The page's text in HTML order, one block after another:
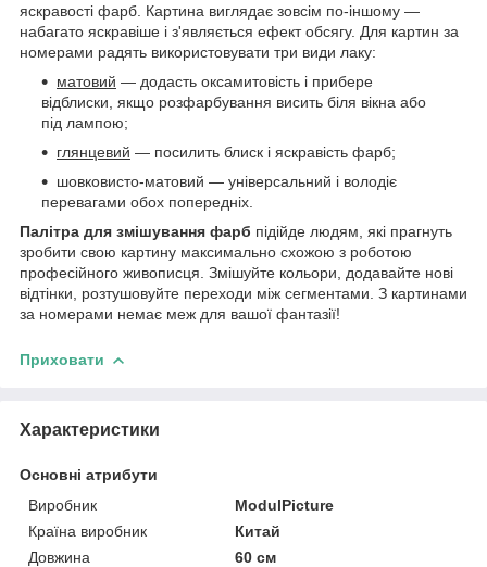
яскравості фарб. Картина виглядає зовсім по-іншому —
набагато яскравіше і з'являється ефект обсягу. Для картин за
номерами радять використовувати три види лаку:
матовий — додасть оксамитовість і прибере
відблиски, якщо розфарбування висить біля вікна або
під лампою;
глянцевий — посилить блиск і яскравість фарб;
шовковисто-матовий — універсальний і володіє
перевагами обох попередніх.
Палітра для змішування фарб підійде людям, які прагнуть
зробити свою картину максимально схожою з роботою
професійного живописця. Змішуйте кольори, додавайте нові
відтінки, розтушовуйте переходи між сегментами. З картинами
за номерами немає меж для вашої фантазії!
Приховати
Характеристики
Основні атрибути
Виробник
ModulPicture
Країна виробник
Китай
Довжина
60 см